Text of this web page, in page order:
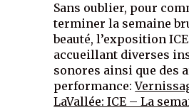
Sans oublier, pour
terminer la semaine
beauté, l’exposition
accueillant diverses
sonores ainsi que des
performance:
LaVallée: ICE – La